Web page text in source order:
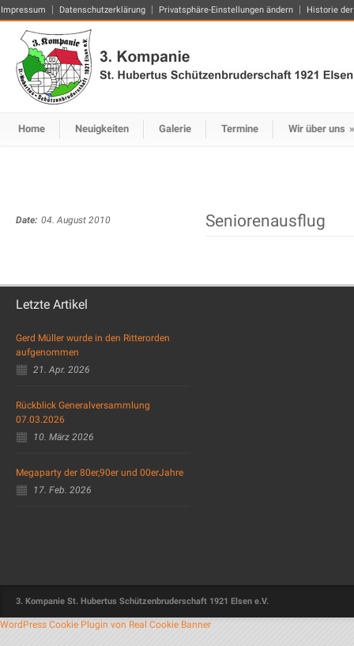
Impressum Datenschutzerklärung Privatsphäre-Einstellungen ändern Historie
Home Neuigkeiten Galerie Termine Wir über uns »
Date: 04. August 2010 Seniorenausflug
Letzte Artikel
Gerd Müller wurde in den Ritterorden
aufgenommen
21. Apr. 2026
Rückblick Generalversammlung
07.03.2026
10. März 2026
Megaparty der 80er,90er und 00erJahre
17. Feb. 2026
3. Kompanie St. Hubertus Schützenbruderschaft 1921 Elsen e.V.
WordPress Cookie Plugin von Real Cookie Banner